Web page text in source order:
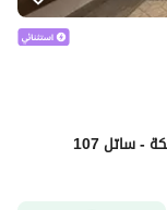
- ساتل 107